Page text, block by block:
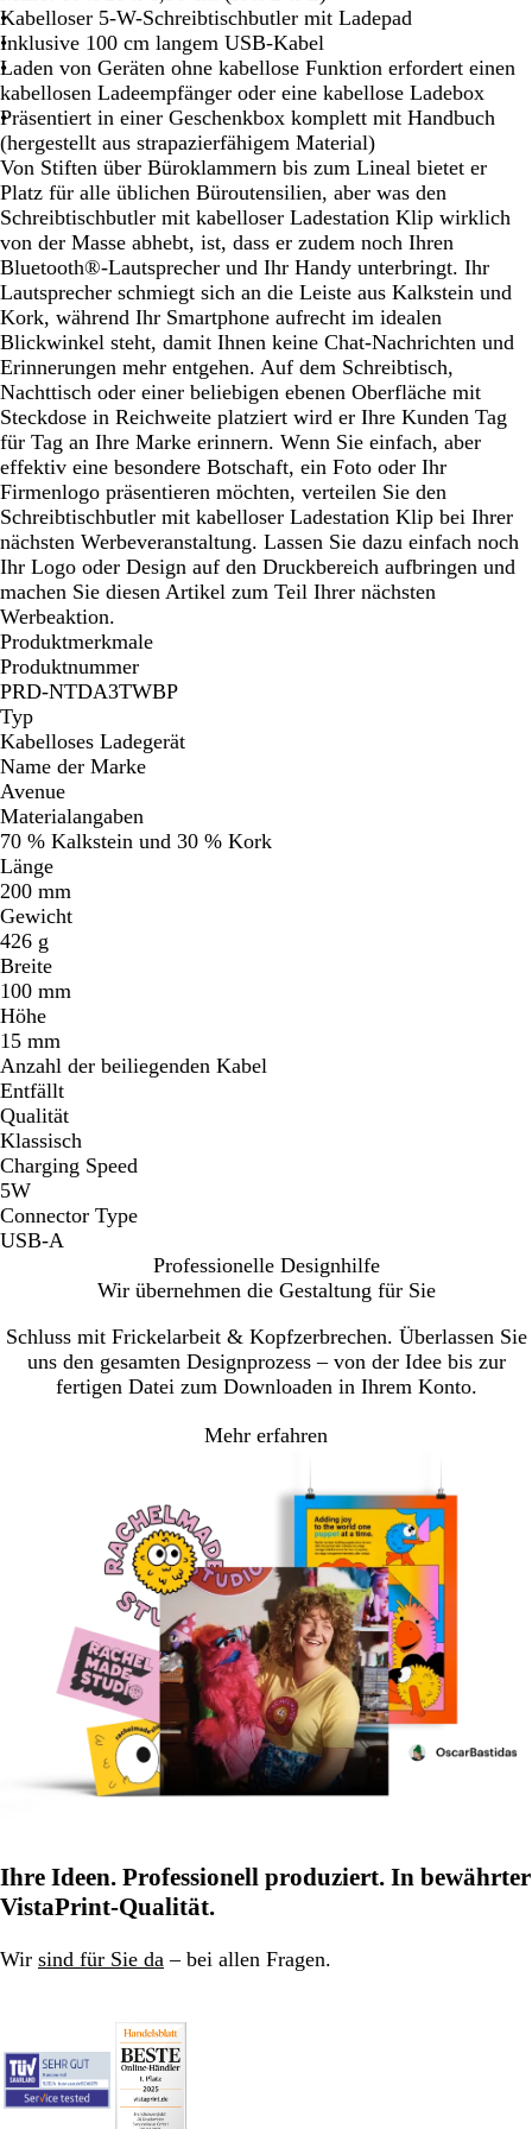
a
r
z
Kabelloser 5-W-Schreibtischbutler mit Ladepad
Inklusive 100 cm langem USB-Kabel
Laden von Geräten ohne kabellose Funktion erfordert einen
kabellosen Ladeempfänger oder eine kabellose Ladebox
Präsentiert in einer Geschenkbox komplett mit Handbuch
(hergestellt aus strapazierfähigem Material)
Von Stiften über Büroklammern bis zum Lineal bietet er
Platz für alle üblichen Büroutensilien, aber was den
Schreibtischbutler mit kabelloser Ladestation Klip wirklich
von der Masse abhebt, ist, dass er zudem noch Ihren
Bluetooth®-Lautsprecher und Ihr Handy unterbringt. Ihr
Lautsprecher schmiegt sich an die Leiste aus Kalkstein und
Kork, während Ihr Smartphone aufrecht im idealen
Blickwinkel steht, damit Ihnen keine Chat-Nachrichten und
Erinnerungen mehr entgehen. Auf dem Schreibtisch,
Nachttisch oder einer beliebigen ebenen Oberfläche mit
Steckdose in Reichweite platziert wird er Ihre Kunden Tag
für Tag an Ihre Marke erinnern. Wenn Sie einfach, aber
effektiv eine besondere Botschaft, ein Foto oder Ihr
Firmenlogo präsentieren möchten, verteilen Sie den
Schreibtischbutler mit kabelloser Ladestation Klip bei Ihrer
nächsten Werbeveranstaltung. Lassen Sie dazu einfach noch
Ihr Logo oder Design auf den Druckbereich aufbringen und
machen Sie diesen Artikel zum Teil Ihrer nächsten
Werbeaktion.
Produktmerkmale
Produktnummer
PRD-NTDA3TWBP
Typ
Kabelloses Ladegerät
Name der Marke
Avenue
Materialangaben
70 % Kalkstein und 30 % Kork
Länge
200 mm
Gewicht
426 g
Breite
100 mm
Höhe
15 mm
Anzahl der beiliegenden Kabel
Entfällt
Qualität
Klassisch
Charging Speed
5W
Connector Type
USB-A
Professionelle Designhilfe
Wir übernehmen die Gestaltung für Sie
Schluss mit Frickelarbeit & Kopfzerbrechen. Überlassen Sie
uns den gesamten Designprozess – von der Idee bis zur
fertigen Datei zum Downloaden in Ihrem Konto.
Mehr erfahren
Ihre Ideen. Professionell produziert. In bewährter
VistaPrint-Qualität.
Wir sind für Sie da – bei allen Fragen.